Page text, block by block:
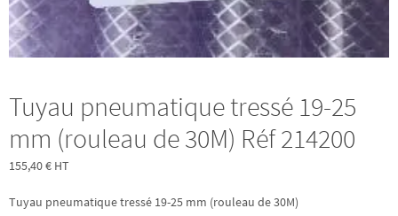
Tuyau pneumatique tressé 19-25
mm (rouleau de 30M) Réf 214200
155,40€ HT
Tuyau pneumatique tressé 19-25 mm (rouleau de 30M)